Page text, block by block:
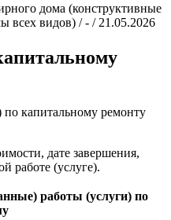
дома (конструктивные
всех видов) / - / 21.05.2026
капитальному ремонту
дате завершения,
работе (услуге).
работы (услуги) по